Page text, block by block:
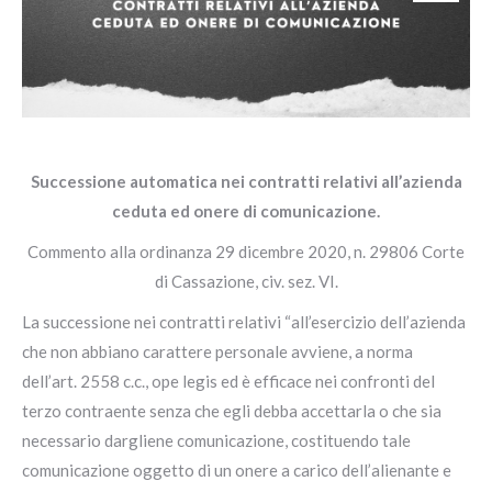
Successione automatica nei contratti relativi all’azienda
ceduta ed onere di comunicazione.
Commento alla ordinanza 29 dicembre 2020, n. 29806 Corte
di Cassazione, civ. sez. VI.
La successione nei contratti relativi “all’esercizio dell’azienda
che non abbiano carattere personale avviene, a norma
dell’art. 2558 c.c., ope legis ed è efficace nei confronti del
terzo contraente senza che egli debba accettarla o che sia
necessario dargliene comunicazione, costituendo tale
comunicazione oggetto di un onere a carico dell’alienante e